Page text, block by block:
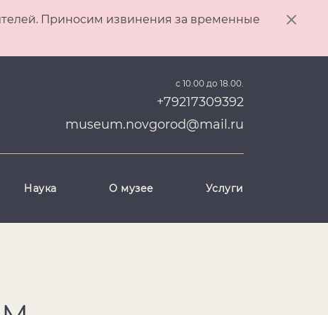
Приносим извинения за временные
с 10.00 до 18.00.
+79217309392
museum.novgorod@mail.ru
Наука О музее Услуги